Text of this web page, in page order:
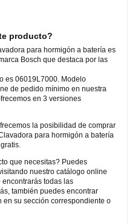
producto?
para hormigón a batería es
Bosch que destaca por las
es 06019L7000. Modelo
de pedido mínimo en nuestra
en 3 versiones
la posibilidad de comprar
para hormigón a batería
que necesitas? Puedes
nuestro catálogo online
todas las
también puedes encontrar
en su sección correspondiente o